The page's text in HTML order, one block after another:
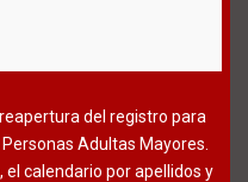
del registro para
Adultas Mayores.
calendario por apellidos y